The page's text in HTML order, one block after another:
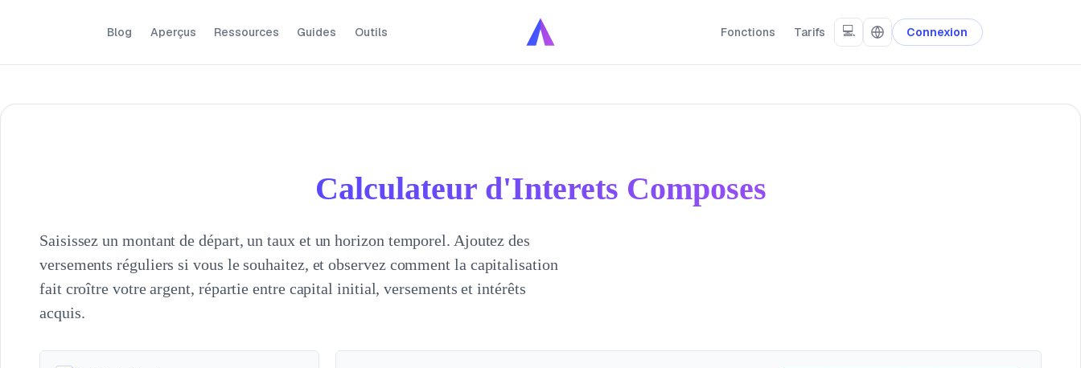
Blog Aperçus Ressources Guides Outils Fonctions Tarifs 💻 Connexion
Calculateur d'Interets Composes
Saisissez un montant de départ, un taux et un horizon temporel. Ajoutez des
versements réguliers si vous le souhaitez, et observez comment la capitalisation
fait croître votre argent, répartie entre capital initial, versements et intérêts
acquis.